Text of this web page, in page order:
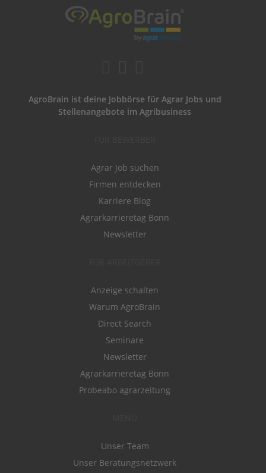
AgroBrain ist deine Jobbörse für Agrar Jobs und
Stellenangebote im Agribusiness
Agrar Job suchen
Firmen entdecken
Karriere Blog
Agrarkarrieretag Bonn
Newsletter
Anzeige schalten
Warum AgroBrain
Direct Search
Seminare
Newsletter
Agrarkarrieretag Bonn
Probeabo agrarzeitung
Unser Team
Unser Beratungsnetzwerk